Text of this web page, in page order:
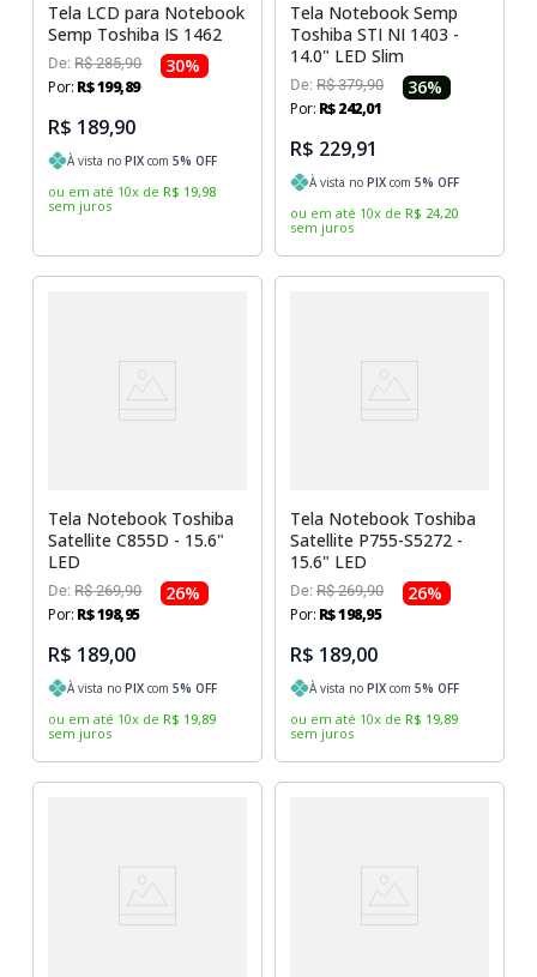
Tela LCD para Notebook
Semp Toshiba IS 1462
De:R$ 285,90 30%
Por: R$199,89
R$ 189,90
À vista noPIX com5% OFF
ou em até 10x de R$ 19,98
sem juros
Tela Notebook Semp
Toshiba STI NI 1403 -
14.0" LED Slim
De: R$ 379,90 36%
Por: R$242,01
R$ 229,91
À vista no PIX com 5% OFF
ou em até 10x de R$ 24,20
sem juros
Tela Notebook Toshiba
Satellite C855D - 15.6"
LED
De:R$ 269,90 26%
Por: R$198,95
R$ 189,00
À vista noPIX com5% OFF
ou em até 10x de R$ 19,89
sem juros
Tela Notebook Toshiba
Satellite P755-S5272 -
15.6" LED
De: R$ 269,90 26%
Por: R$198,95
R$ 189,00
À vista no PIX com 5% OFF
ou em até 10x de R$ 19,89
sem juros